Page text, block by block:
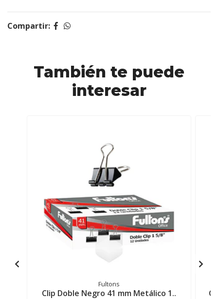
Compartir:
También te puede
interesar
Fultons
Clip Doble Negro 41 mm Metálico 1..